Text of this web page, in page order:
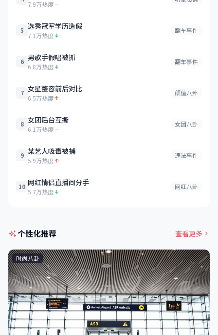
7.9万热度
5 选秀冠军学历造假
7.1万热度
翻车事件
6 男歌手假唱被抓
6.8万热度
翻车事件
7 女星整容前后对比
6.5万热度
颜值八卦
8 女团后台互撕
6.1万热度
女团八卦
9 某艺人吸毒被捕
5.9万热度
违法事件
10 网红情侣直播间分手
5.7万热度
网红八卦
个性化推荐 查看更多
时尚八卦